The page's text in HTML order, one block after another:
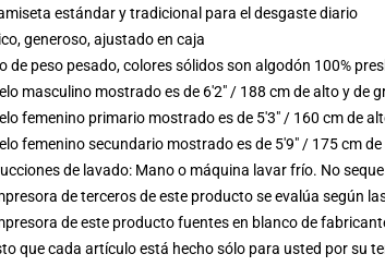
estándar y tradicional para el desgaste diario
generoso, ajustado en caja
de peso pesado, colores sólidos son algodón 100%
masculino mostrado es de 6'2" / 188 cm de alto y de
femenino primario mostrado es de 5'3" / 160 cm de
femenino secundario mostrado es de 5'9" / 175 cm
de lavado: Mano o máquina lavar frío. No
de terceros de este producto se evalúa según
de este producto fuentes en blanco de
que cada artículo está hecho sólo para usted por su